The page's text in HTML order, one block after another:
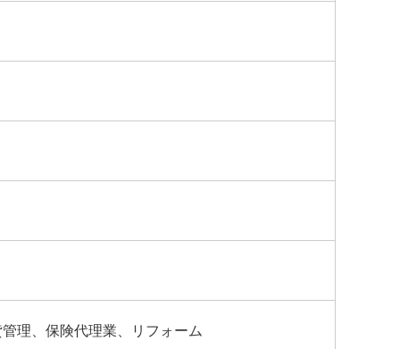
理、保険代理業、リフォーム